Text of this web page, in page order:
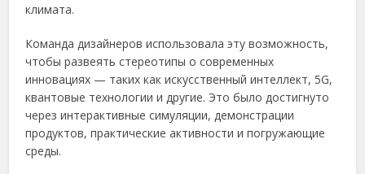
климата.
Команда дизайнеров использовала эту возможность,
чтобы развеять стереотипы о современных
инновациях — таких как искусственный интеллект, 5G,
квантовые технологии и другие. Это было достигнуто
через интерактивные симуляции, демонстрации
продуктов, практические активности и погружающие
среды.